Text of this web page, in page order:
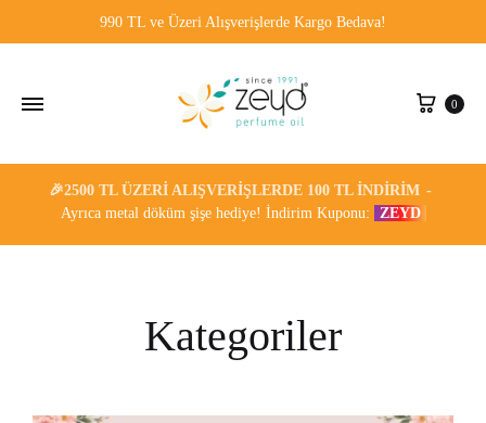
990 TL ve Üzeri Alışverişlerde Kargo Bedava!
0
🎉2500 TL ÜZERI ALIŞVERIŞLERDE 100 TL İNDIRIM
Ayrıca metal döküm şişe hediye! İndirim Kuponu:
ZEYD
Kategoriler